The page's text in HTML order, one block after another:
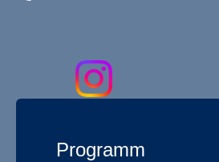
Programm